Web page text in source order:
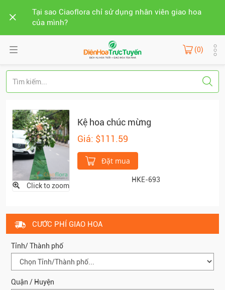
Tại sao Ciaoflora chỉ sử dụng nhân viên giao hoa
của mình?
(0)
Click to zoom
Kệ hoa chúc mừng
Giá: $111.59
Đặt mua
HKE-693
CƯỚC PHÍ GIAO HOA
Tỉnh/ Thành phố
Quận / Huyện